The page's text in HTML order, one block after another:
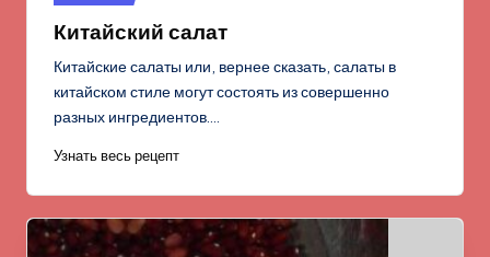
в
Китайский салат
Китайские салаты или, вернее сказать, салаты в
китайском стиле могут состоять из совершенно
разных ингредиентов.…
Узнать весь рецепт